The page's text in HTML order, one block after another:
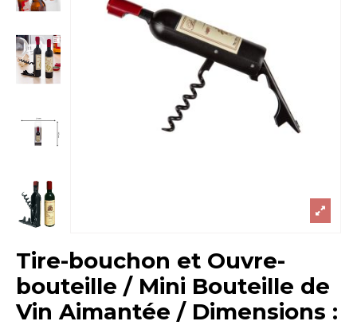
Tire-bouchon et Ouvre-
bouteille / Mini Bouteille de
Vin Aimantée / Dimensions :